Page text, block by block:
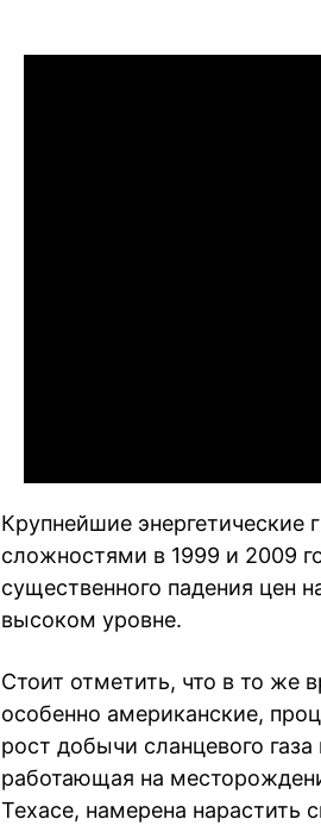
Крупнейшие
сложностями в 1999 и 2009
существенного падения цен
высоком уровне.
Стоит отметить, что в то же
особенно американские,
рост добычи сланцевого
работающая на
Техасе, намерена нарастить